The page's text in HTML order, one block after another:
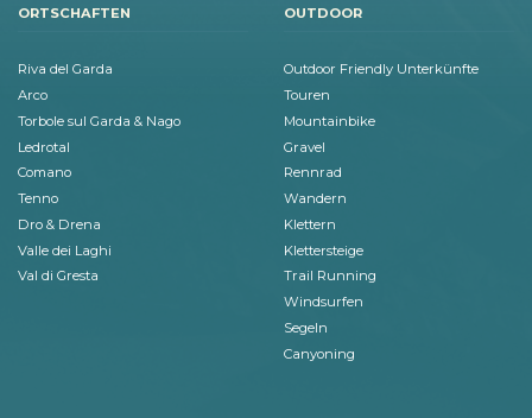
ORTSCHAFTEN
Riva del Garda
Arco
Torbole sul Garda & Nago
Ledrotal
Comano
Tenno
Dro & Drena
Valle dei Laghi
Val di Gresta
OUTDOOR
Outdoor Friendly Unterkünfte
Touren
Mountainbike
Gravel
Rennrad
Wandern
Klettern
Klettersteige
Trail Running
Windsurfen
Segeln
Canyoning